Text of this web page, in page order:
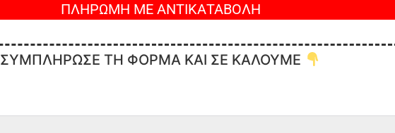
ΠΛΗΡΩΜΗ ΜΕ ΑΝΤΙΚΑΤΑΒΟΛΗ
ΣΥΜΠΛΗΡΩΣΕ ΤΗ ΦΟΡΜΑ ΚΑΙ ΣΕ ΚΑΛΟΥΜΕ